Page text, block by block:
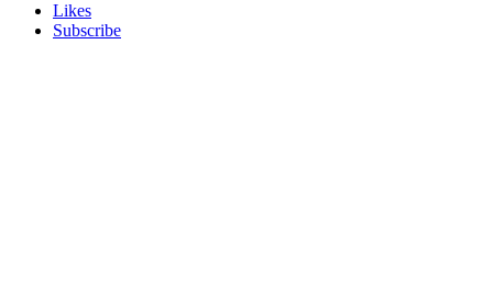
Likes
Subscribe